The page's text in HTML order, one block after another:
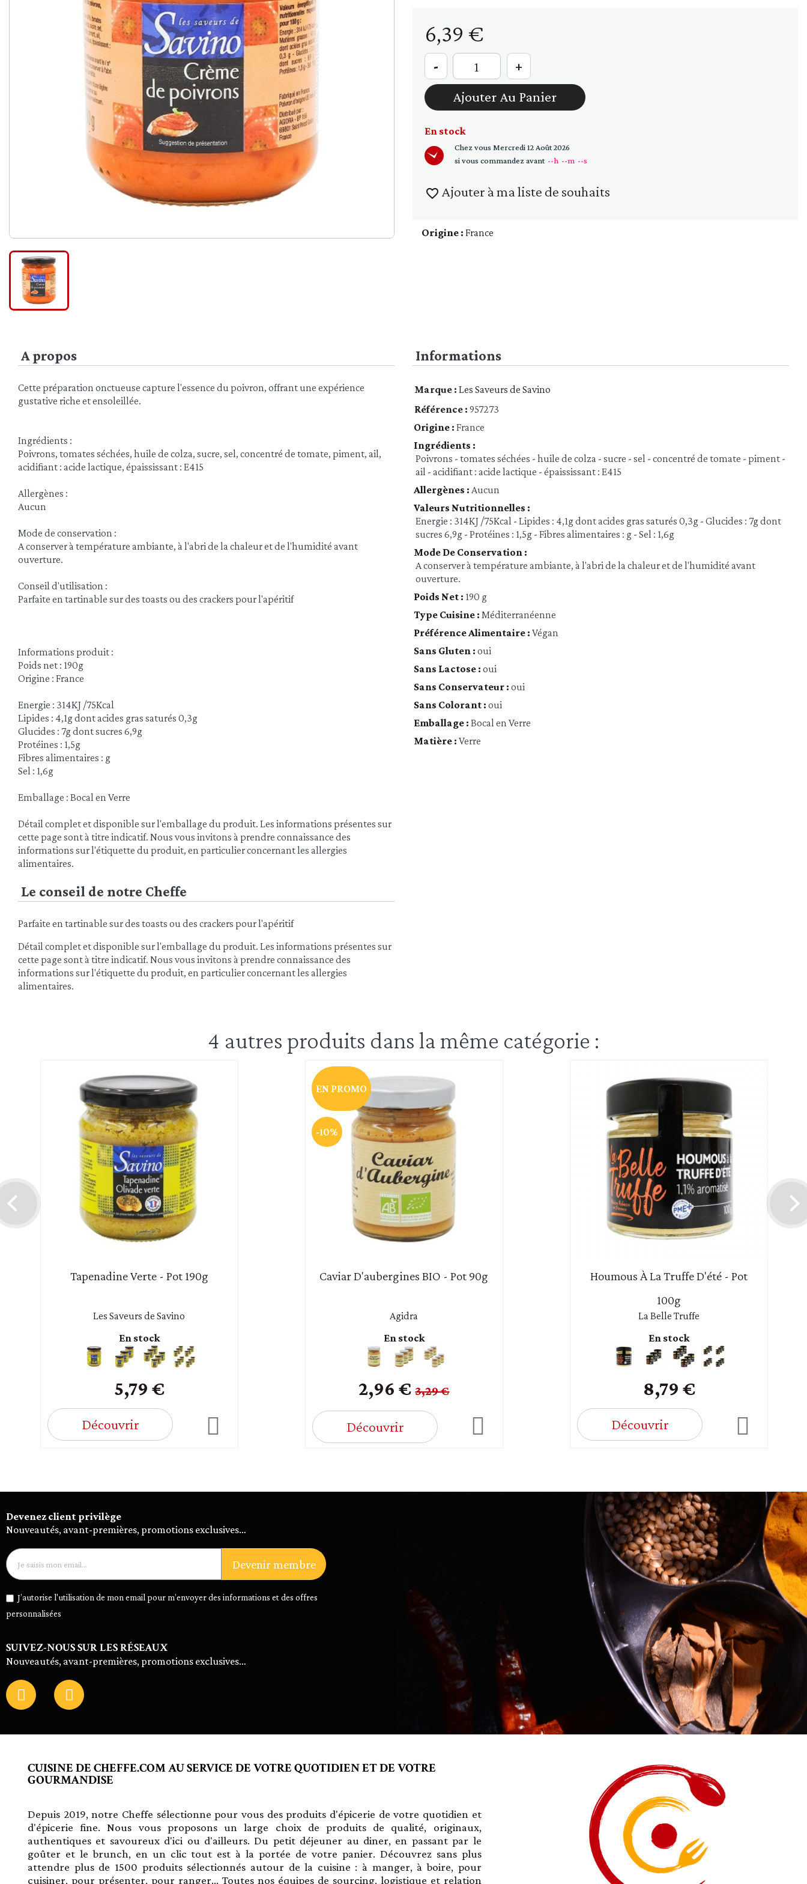
Céréales et mélanges - graines
Légumes secs
Pâtes
Riz
6,39 €
-
+
Ajouter Au Panier
En stock
Chez vous Mercredi 12 Août 2026
si vous commandez avant --h --m --s
favorite_border Ajouter à ma liste de souhaits
Origine : France
A propos
Cette préparation onctueuse capture l'essence du poivron, offrant une expérience
gustative riche et ensoleillée.
Ingrédients :
Poivrons, tomates séchées, huile de colza, sucre, sel, concentré de tomate, piment, ail,
acidifiant : acide lactique, épaississant : E415
Allergènes :
Aucun
Mode de conservation :
A conserver à température ambiante, à l'abri de la chaleur et de l'humidité avant
ouverture.
Conseil d'utilisation :
Parfaite en tartinable sur des toasts ou des crackers pour l'apéritif
Informations produit :
Poids net : 190g
Origine : France
Energie : 314KJ /75Kcal
Lipides : 4,1g dont acides gras saturés 0,3g
Glucides : 7g dont sucres 6,9g
Protéines : 1,5g
Fibres alimentaires : g
Sel : 1,6g
Emballage : Bocal en Verre
Détail complet et disponible sur l'emballage du produit. Les informations présentes sur
cette page sont à titre indicatif. Nous vous invitons à prendre connaissance des
informations sur l'étiquette du produit, en particulier concernant les allergies
alimentaires.
Le conseil de notre Cheffe
Parfaite en tartinable sur des toasts ou des crackers pour l'apéritif
Détail complet et disponible sur l'emballage du produit. Les informations présentes sur
cette page sont à titre indicatif. Nous vous invitons à prendre connaissance des
informations sur l'étiquette du produit, en particulier concernant les allergies
alimentaires.
Informations
Marque : Les Saveurs de Savino
Référence : 957273
Origine : France
Ingrédients :
Poivrons - tomates séchées - huile de colza - sucre - sel - concentré de tomate - piment -
ail - acidifiant : acide lactique - épaississant : E415
Allergènes : Aucun
Valeurs Nutritionnelles :
Energie : 314KJ /75Kcal - Lipides : 4,1g dont acides gras saturés 0,3g - Glucides : 7g dont
sucres 6,9g - Protéines : 1,5g - Fibres alimentaires : g - Sel : 1,6g
Mode De Conservation :
A conserver à température ambiante, à l'abri de la chaleur et de l'humidité avant
ouverture.
Poids Net : 190 g
Type Cuisine : Méditerranéenne
Préférence Alimentaire : Végan
Sans Gluten : oui
Sans Lactose : oui
Sans Conservateur : oui
Sans Colorant : oui
Emballage : Bocal en Verre
Matière : Verre
4 autres produits dans la même catégorie :
Tapenadine Verte - Pot 190g
Les Saveurs de Savino
En stock
5,79 €
Découvrir
Caviar D'aubergines BIO - Pot 90g
Agidra
En stock
2,96 € 3,29 €
Découvrir
EN PROMO
-10%
Houmous À La Truffe D'été - Pot
100g
La Belle Truffe
En stock
8,79 €
Découvrir
Devenez client privilège
Nouveautés, avant-premières, promotions exclusives…
Devenir membre
J’autorise l'utilisation de mon email pour m’envoyer des informations et des offres
personnalisées
SUIVEZ-NOUS SUR LES RÉSEAUX
Nouveautés, avant-premières, promotions exclusives…
CUISINE DE CHEFFE.COM AU SERVICE DE VOTRE QUOTIDIEN ET DE VOTRE
GOURMANDISE
Depuis 2019, notre Cheffe sélectionne pour vous des produits d'épicerie de votre quotidien et
d'épicerie fine. Nous vous proposons un large choix de produits de qualité, originaux,
authentiques et savoureux d'ici ou d'ailleurs. Du petit déjeuner au diner, en passant par le
goûter et le brunch, en un clic tout est à la portée de votre panier. Découvrez sans plus
attendre plus de 1500 produits sélectionnés autour de la cuisine : à manger, à boire, pour
cuisiner, pour présenter, pour ranger... Toutes nos équipes de sourcing, logistique et relation